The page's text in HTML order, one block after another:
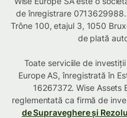
de înregistrare
Trône 100, etajul 3, 1050
de plată
Toate serviciile de
Europe AS, înregistrată în
16267372. Wise Assets
reglementată ca firmă de
de Supraveghere și